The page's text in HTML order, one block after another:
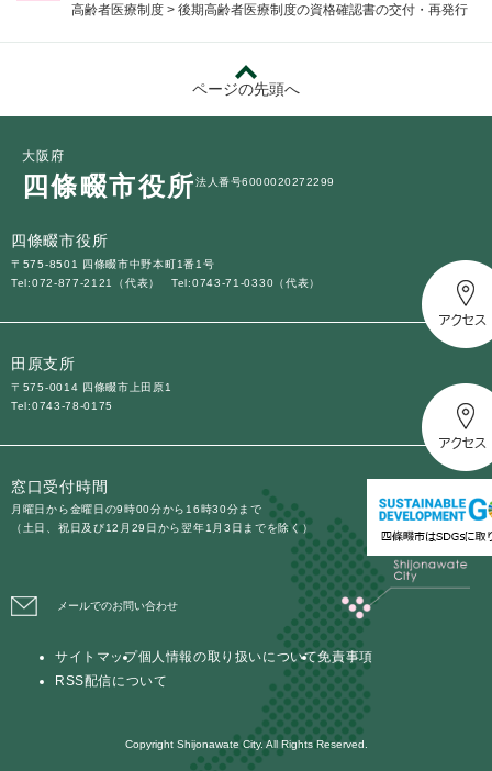
高齢者医療制度 > 後期高齢者医療制度の資格確認書の交付・再発行
ページの先頭へ
大阪府
四條畷市役所法人番号6000020272299
四條畷市役所
〒575-8501 四條畷市中野本町1番1号
Tel:072-877-2121（代表）
Tel:0743-71-0330（代表）
田原支所
〒575-0014 四條畷市上田原1
Tel:0743-78-0175
窓口受付時間
月曜日から金曜日の9時00分から16時30分まで
（土日、祝日及び12月29日から翌年1月3日までを除く）
メールでのお問い合わせ
サイトマップ個人情報の取り扱いについて免責事項
RSS配信について
Copyright Shijonawate City. All Rights Reserved.